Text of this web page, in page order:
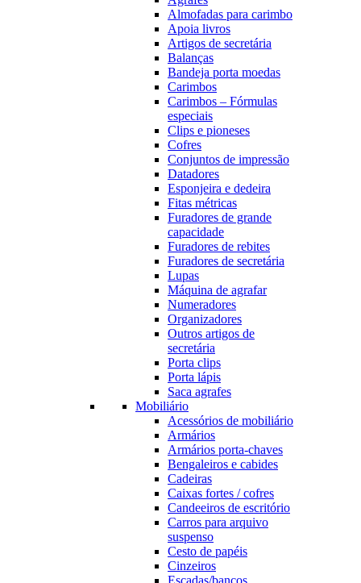
Almofadas para carimbo
Apoia livros
Artigos de secretária
Balanças
Bandeja porta moedas
Carimbos
Carimbos – Fórmulas
especiais
Clips e pioneses
Cofres
Conjuntos de impressão
Datadores
Esponjeira e dedeira
Fitas métricas
Furadores de grande
capacidade
Furadores de rebites
Furadores de secretária
Lupas
Máquina de agrafar
Numeradores
Organizadores
Outros artigos de
secretária
Porta clips
Porta lápis
Saca agrafes
Mobiliário
Acessórios de mobiliário
Armários
Armários porta-chaves
Bengaleiros e cabides
Cadeiras
Caixas fortes / cofres
Candeeiros de escritório
Carros para arquivo
suspenso
Cesto de papéis
Cinzeiros
Escadas/bancos